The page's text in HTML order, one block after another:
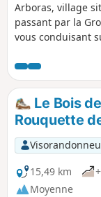
Arboras, village
passant par la
vous conduisant
Le Bois
Rouquette
15,49 km
Moyenne